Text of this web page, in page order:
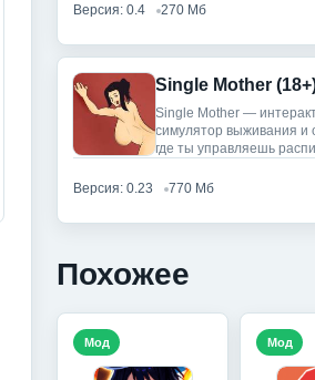
Версия: 0.4 270 Мб
Single Mother
Single Mother —
симулятор выживания и
где ты управляешь
Версия: 0.23 770 Мб
Похожее
Мод Мод